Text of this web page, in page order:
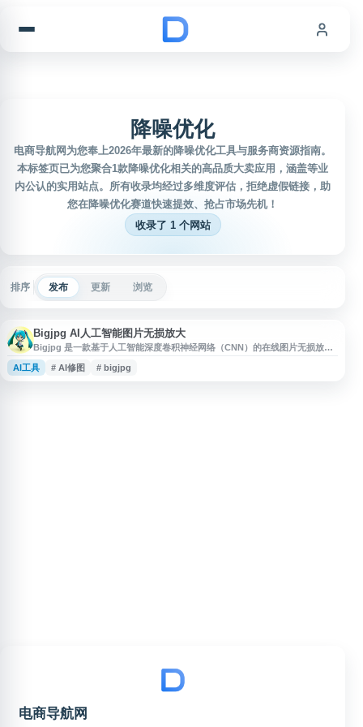
降噪优化
电商导航网为您奉上2026年最新的降噪优化工具与服务商资源指南。
本标签页已为您聚合1款降噪优化相关的高品质大卖应用，涵盖等业
内公认的实用站点。所有收录均经过多维度评估，拒绝虚假链接，助
您在降噪优化赛道快速提效、抢占市场先机！
收录了 1 个网站
排序 发布 更新 浏览
Bigjpg AI人工智能图片无损放大
Bigjpg 是一款基于人工智能深度卷积神经网络（CNN）的在线图片无损放大
工具，支持图片超分辨率处理、降噪与细节优化，适用于插画、动漫图片、照
片等素材的放大需求。网站提供免费图片放大服务，可用于提升图片清晰度、
AI工具 # AI修图 # bigjpg
电商导航网